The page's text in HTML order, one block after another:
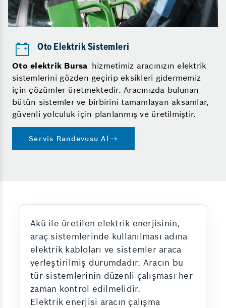
Oto Elektrik Sistemleri
Oto elektrik Bursa hizmetimiz aracınızın elektrik
sistemlerini gözden geçirip eksikleri gidermemiz
için çözümler üretmektedir. Aracınızda bulunan
bütün sistemler ve birbirini tamamlayan aksamlar,
güvenli yolculuk için planlanmış ve üretilmiştir.
Servis Randevusu Al
Akü ile üretilen elektrik enerjisinin,
araç sistemlerinde kullanılması adına
elektrik kabloları ve sistemler araca
yerleştirilmiş durumdadır. Aracın bu
tür sistemlerinin düzenli çalışması her
zaman kontrol edilmelidir.
Elektrik enerjisi aracın çalışma